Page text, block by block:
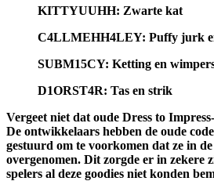
KITTYUUHH: Zwarte kat
C4LLMEHH4LEY: Puffy jurk
SUBM15CY: Ketting en
D1ORST4R: Tas en strik
Vergeet niet dat oude Dress to
De ontwikkelaars hebben de oude
gestuurd om te voorkomen dat ze in
overgenomen. Dit zorgde er in zekere
spelers al deze goodies niet konden